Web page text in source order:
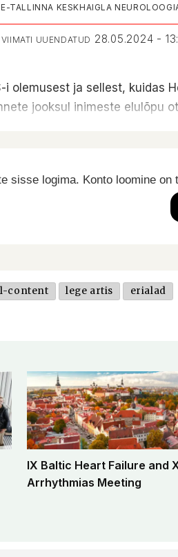
TALLINNA KESKHAIGLA
VIIMATI UUENDATUD 28.05.2024 -
i olemusest ja sellest, kuidas
jooksul inimeste elulõpu
sisse logima. Konto loomine
content lege artis erialad
IX Baltic Heart Failure and
Arrhythmias Meeting